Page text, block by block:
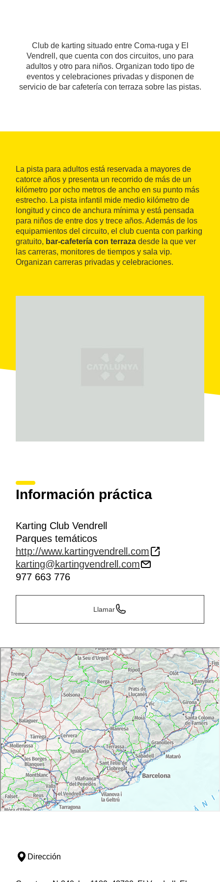
Club de karting situado entre Coma-ruga y El
Vendrell, que cuenta con dos circuitos, uno para
adultos y otro para niños. Organizan todo tipo de
eventos y celebraciones privadas y disponen de
servicio de bar cafetería con terraza sobre las pistas.
La pista para adultos está reservada a mayores de
catorce años y presenta un recorrido de más de un
kilómetro por ocho metros de ancho en su punto más
estrecho. La pista infantil mide medio kilómetro de
longitud y cinco de anchura mínima y está pensada
para niños de entre dos y trece años. Además de los
equipamientos del circuito, el club cuenta con parking
gratuito, bar-cafetería con terraza desde la que ver
las carreras, monitores de tiempos y sala vip.
Organizan carreras privadas y celebraciones.
Información práctica
Karting Club Vendrell
Parques temáticos
http://www.kartingvendrell.com
karting@kartingvendrell.com
977 663 776
Llamar
Dirección